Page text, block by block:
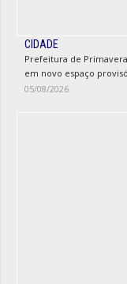
CIDADE
Prefeitura de
em novo espaço
05/08/2026